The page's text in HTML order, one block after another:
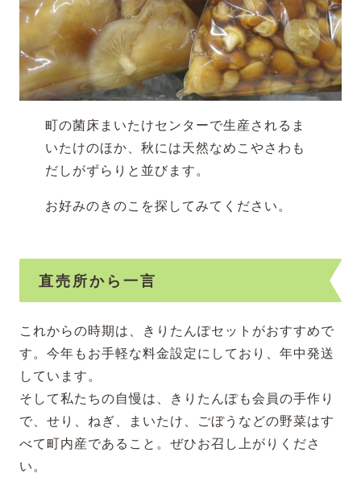
町の菌床まいたけセンターで生産されるま
いたけのほか、秋には天然なめこやさわも
だしがずらりと並びます。
お好みのきのこを探してみてください。
直売所から一言
これからの時期は、きりたんぽセットがおすすめで
す。今年もお手軽な料金設定にしており、年中発送
しています。
そして私たちの自慢は、きりたんぽも会員の手作り
で、せり、ねぎ、まいたけ、ごぼうなどの野菜はす
べて町内産であること。ぜひお召し上がりくださ
い。